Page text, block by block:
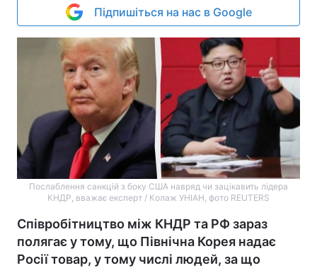
Підпишіться на нас в Google
Послаблення санкцій з боку США навряд чи зацікавить лідера
КНДР, вважає експерт / Колаж УНІАН, фото REUTERS
Співробітництво між КНДР та РФ зараз
полягає у тому, що Північна Корея надає
Росії товар, у тому числі людей, за що